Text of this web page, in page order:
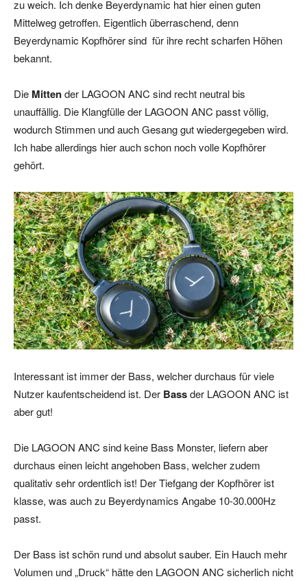
zu weich. Ich denke Beyerdynamic hat hier einen guten
Mittelweg getroffen. Eigentlich überraschend, denn
Beyerdynamic Kopfhörer sind für ihre recht scharfen Höhen
bekannt.
Die Mittender LAGOON ANC sind recht neutral bis
unauffällig. Die Klangfülle der LAGOON ANC passt völlig,
wodurch Stimmen und auch Gesang gut wiedergegeben wird.
Ich habe allerdings hier auch schon noch volle Kopfhörer
gehört.
Interessant ist immer der Bass, welcher durchaus für viele
Nutzer kaufentscheidend ist. Der Bassder LAGOON ANC ist
aber gut!
Die LAGOON ANC sind keine Bass Monster, liefern aber
durchaus einen leicht angehoben Bass, welcher zudem
qualitativ sehr ordentlich ist! Der Tiefgang der Kopfhörer ist
klasse, was auch zu Beyerdynamics Angabe 10-30.000Hz
passt.
Der Bass ist schön rund und absolut sauber. Ein Hauch mehr
Volumen und „Druck“ hätte den LAGOON ANC sicherlich nicht